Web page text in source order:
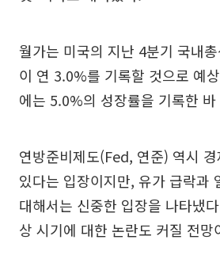
월가는 미국의 지난 4분기 국내
이 연 3.0%를 기록할 것으로 예
에는 5.0%의 성장률을 기록한 바
연방준비제도(Fed, 연준) 역시
있다는 입장이지만, 유가 급락과
대해서는 신중한 입장을 나타냈
상 시기에 대한 논란도 커질 전망